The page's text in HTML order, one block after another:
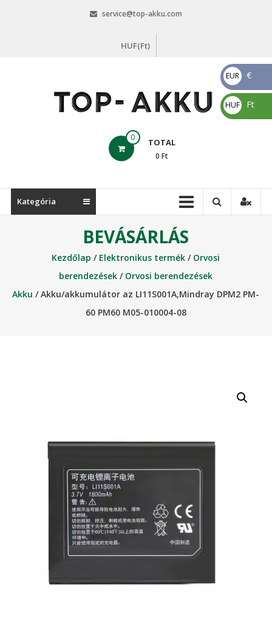
service@top-akku.com
HUF(Ft)
akku.com
0 TOTAL
0 Ft
Kategória
BEVÁSÁRLÁS
Kezdőlap / Elektronikus termék / Orvosi
berendezések / Orvosi berendezések
Akku / Akku/akkumulátor az LI11S001A,Mindray DPM2 PM-
60 PM60 M05-010004-08
EUR
€
€
HUF
Ft
Ft